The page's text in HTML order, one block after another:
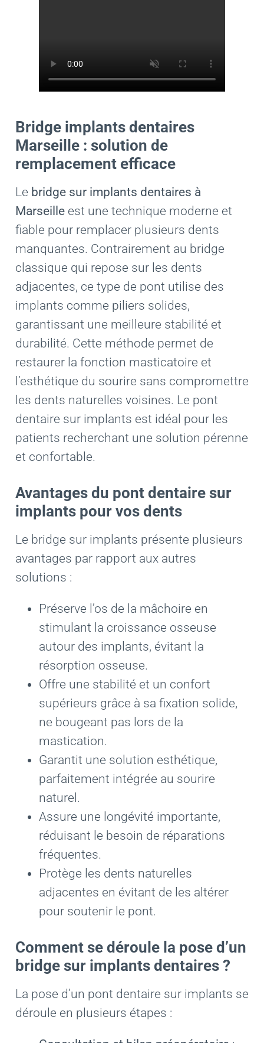
Actualités et conseils dentaires
Contactez Dental Center Marseille
Urgence Dentaire
Bridge implants dentaires
Marseille : solution de
remplacement efficace
Le bridge sur implants dentaires à
Marseille est une technique moderne et
fiable pour remplacer plusieurs dents
manquantes. Contrairement au bridge
classique qui repose sur les dents
adjacentes, ce type de pont utilise des
implants comme piliers solides,
garantissant une meilleure stabilité et
durabilité. Cette méthode permet de
restaurer la fonction masticatoire et
l’esthétique du sourire sans compromettre
les dents naturelles voisines. Le pont
dentaire sur implants est idéal pour les
patients recherchant une solution pérenne
et confortable.
Avantages du pont dentaire sur
implants pour vos dents
Le bridge sur implants présente plusieurs
avantages par rapport aux autres
solutions :
Préserve l’os de la mâchoire en
stimulant la croissance osseuse
autour des implants, évitant la
résorption osseuse.
Offre une stabilité et un confort
supérieurs grâce à sa fixation solide,
ne bougeant pas lors de la
mastication.
Garantit une solution esthétique,
parfaitement intégrée au sourire
naturel.
Assure une longévité importante,
réduisant le besoin de réparations
fréquentes.
Protège les dents naturelles
adjacentes en évitant de les altérer
pour soutenir le pont.
Comment se déroule la pose d’un
bridge sur implants dentaires ?
La pose d’un pont dentaire sur implants se
déroule en plusieurs étapes :